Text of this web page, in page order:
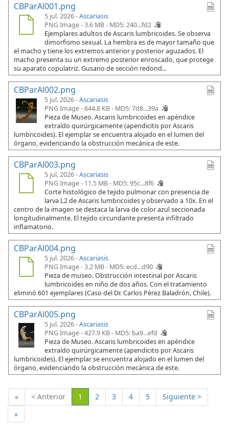
CBParAl001.png
5 jul. 2026 -Ascariasis
PNG Image - 3.6 MB - MD5: 240...fd2
Ejemplares adultos de Ascaris lumbricoides. Se observa
dimorfismo sexual. La hembra es de mayor tamaño que
el macho y tiene los extremos anterior y posterior aguzados. El
macho presenta su un extremo posterior enroscado, que protege
su aparato copulatriz. Gusano de sección redond...
CBParAl002.png
5 jul. 2026 -Ascariasis
PNG Image - 644.8 KB - MD5: 7d8...39a
Pieza de Museo. Ascaris lumbricoides en apéndice
extraído quirúrgicamente (apendicitis por Ascaris
lumbricoides). El ejemplar se encuentra alojado en el lumen del
órgano, evidenciando la obstrucción mecánica de este.
CBParAl003.png
5 jul. 2026 -Ascariasis
PNG Image - 11.5 MB - MD5: 95c...8f6
Corte histológico de tejido pulmonar con presencia de
larva L2 de Ascaris lumbricoides y observado a 10x. En el
centro de la imagen se destaca la larva de color azul seccionada
longitudinalmente. El tejido circundante presenta infiltrado
inflamatorio.
CBParAl004.png
5 jul. 2026 -Ascariasis
PNG Image - 3.2 MB - MD5: ecd...d90
Pieza de museo. Obstrucción intestinal por Ascaris
lumbricoides en niño de dos años. Con el tratamiento
eliminó 601 ejemplares (Caso del Dr. Carlos Pérez Baladrón, Chile).
CBParAl005.png
5 jul. 2026 -Ascariasis
PNG Image - 427.9 KB - MD5: ba9...efd
Pieza de Museo. Ascaris lumbricoides en apéndice
extraído quirúrgicamente (apendicitis por Ascaris
lumbricoides). El ejemplar se encuentra alojado en el lumen del
órgano, evidenciando la obstrucción mecánica de este.
« < Anterior 1 (Actual)
2 3 4 5
Siguiente >
»